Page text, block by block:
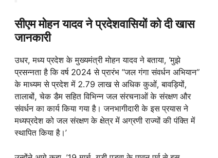
सीएम मोहन यादव ने प्रदेशवासियों को दी खास
जानकारी
उधर, मध्य प्रदेश के मुख्यमंत्री मोहन यादव ने बताया, ‘मुझे
प्रसन्नता है कि वर्ष 2024 से प्रारंभ “जल गंगा संवर्धन अभियान”
के माध्यम से प्रदेश में 2.79 लाख से अधिक कुओं, बावड़ियों,
तालाबों, चेक डैम सहित विभिन्न जल संरचनाओं के संरक्षण और
संवर्धन का कार्य किया गया है। जनभागीदारी के इस प्रयास ने
मध्यप्रदेश को जल संरक्षण के क्षेत्र में अग्रणी राज्यों की पंक्ति में
स्थापित किया है।’